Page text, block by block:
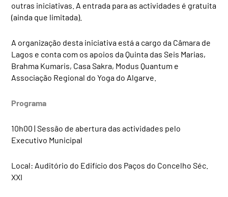
outras iniciativas. A entrada para as actividades é gratuita
(ainda que limitada).
A organização desta iniciativa está a cargo da Câmara de
Lagos e conta com os apoios da Quinta das Seis Marias,
Brahma Kumaris, Casa Sakra, Modus Quantum e
Associação Regional do Yoga do Algarve.
Programa
10h00 | Sessão de abertura das actividades pelo
Executivo Municipal
Local: Auditório do Edifício dos Paços do Concelho Séc.
XXI